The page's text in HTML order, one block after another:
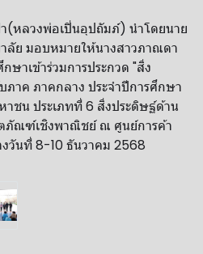
(หลวงพ่อเปิ่นอุปถัมภ์) นำโดยนาย
ลัย มอบหมายให้นางสาวภาณดา
ษาเข้าร่วมการประกวด "สิ่ง
าค ภาคกลาง ประจำปีการศึกษา
ชน ประเภทที่ 6 สิ่งประดิษฐ์ด้าน
ภัณฑ์เชิงพาณิชย์ ณ ศูนย์การค้า
งวันที่ 8-10 ธันวาคม 2568